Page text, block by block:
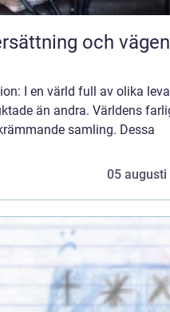
I en värld full av olika
än andra. Världens
samling. Dessa
05 augusti